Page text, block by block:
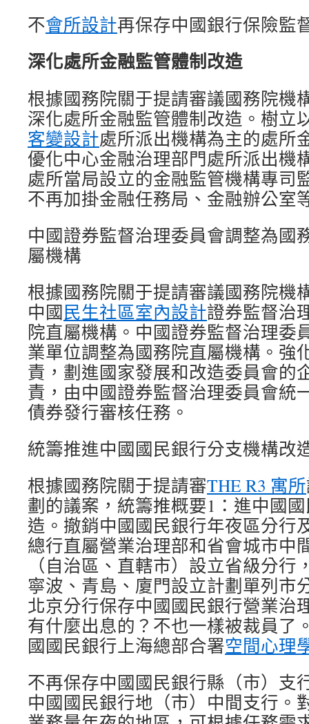
不會所設計再保存中國銀行保險監
深化處所金融監管體制改造
根據國務院關于提請審議國務院機
深化處所金融監管體制改造。樹立
客變設計處所派出機構為主的處所
優化中心金融治理部門處所派出機
處所當局設立的金融監管機構專司
不再加掛金融任務局、金融辦公室
中國證券監督治理委員會調整為國
屬機構
根據國務院關于提請審議國務院機
中國民生社區室內設計證券監督治
院直屬機構。中國證券監督治理委
業單位調整為國務院直屬機構。強
責，劃進國家發展和改造委員會的
責，由中國證券監督治理委員會統
債券發行審核任務。
統籌推進中國國民銀行分支機構改
根據國務院關于提請審THE R3 寓所
劃的議案，統籌推概要1：進中國
造。撤銷中國國民銀行年夜區分行
總行直屬營業治理部和省會城市中
（自治區、直轄市）設立省級分行
寧波、青島、廈門設立計劃單列市
北京分行保存中國國民銀行營業治
有什麼出息的？不也一樣被裁員了
國國民銀行上海總部合署空間心理
不再保存中國國民銀行縣（市）支
中國國民銀行地（市）中間支行。